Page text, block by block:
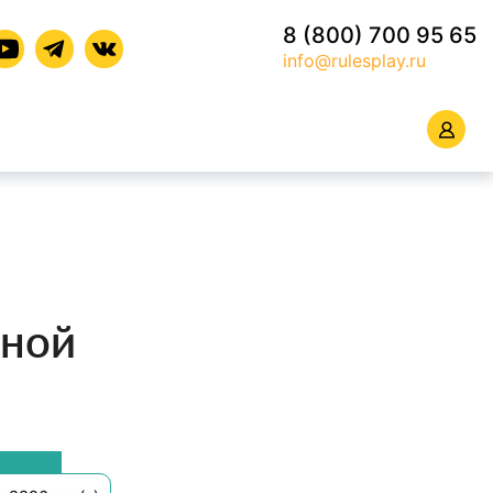
8 (800) 700 95 65
info@rulesplay.ru